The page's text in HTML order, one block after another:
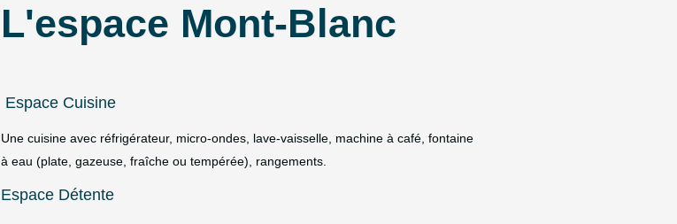
L'espace Mont-Blanc
Espace Cuisine
Une cuisine avec réfrigérateur, micro-ondes, lave-vaisselle, machine à café, fontaine
à eau (plate, gazeuse, fraîche ou tempérée), rangements.
Espace Détente